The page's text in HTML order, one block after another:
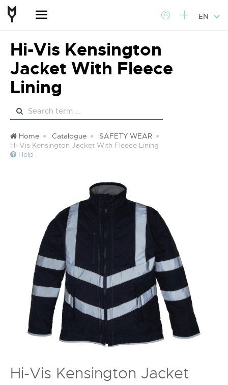
EN
Hi-Vis Kensington
Jacket With Fleece
Lining
Home Catalogue
SAFETY WEAR
Hi-Vis Kensington Jacket With Fleece Lining
Help
Hi-Vis Kensington Jacket